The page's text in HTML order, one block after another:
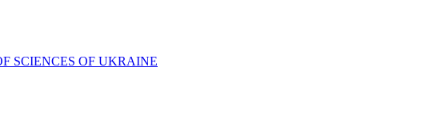
SCIENCES OF UKRAINE